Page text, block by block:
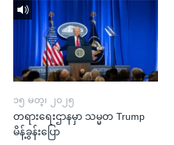
၁၅ မတ္၊ ၂၀၂၅
တရားရေးဌာနမှာ သမ္မတ Trump
မိန့်ခွန်းပြော